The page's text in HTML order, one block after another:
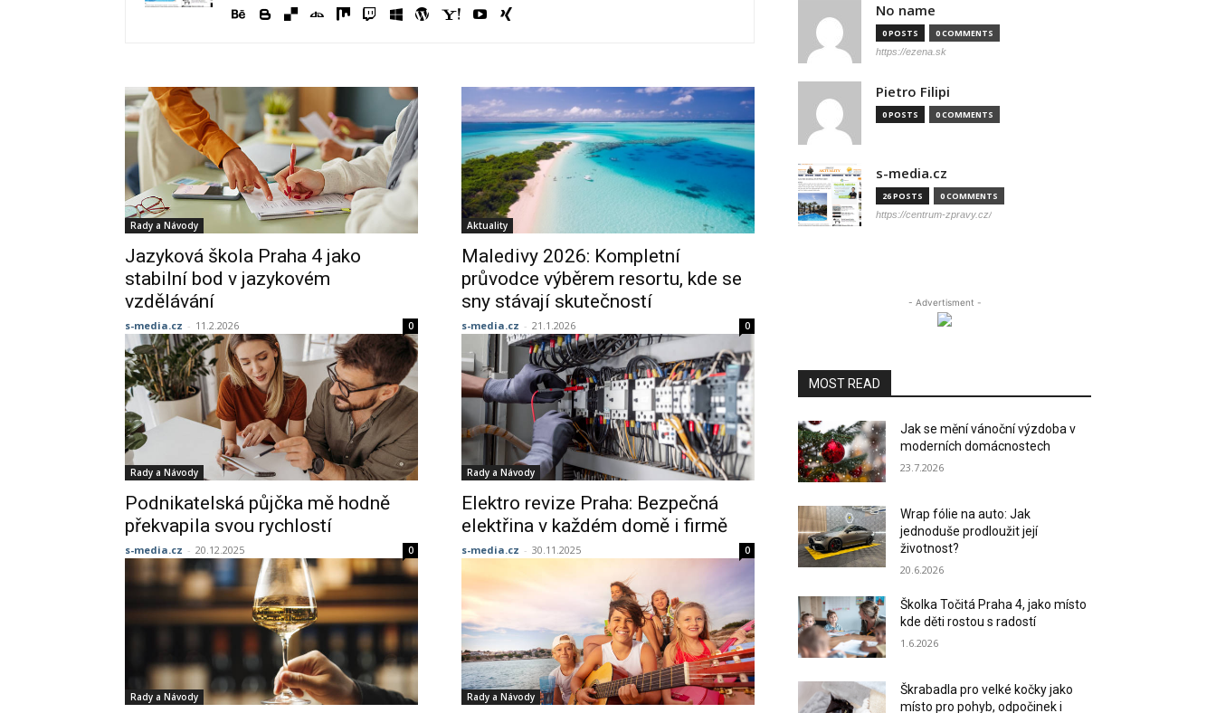
Rady a Návody
Jazyková škola Praha 4 jako
stabilní bod v jazykovém
vzdělávání
s-media.cz - 11.2.2026 0
Aktuality
Maledivy 2026: Kompletní
průvodce výběrem resortu, kde se
sny stávají skutečností
s-media.cz - 21.1.2026 0
Rady a Návody
Podnikatelská půjčka mě hodně
překvapila svou rychlostí
s-media.cz - 20.12.2025 0
Rady a Návody
Elektro revize Praha: Bezpečná
elektřina v každém domě i firmě
s-media.cz - 30.11.2025 0
Rady a Návody Rady a Návody
No name
0 POSTS 0 COMMENTS
https://ezena.sk
Pietro Filipi
0 POSTS 0 COMMENTS
s-media.cz
26 POSTS 0 COMMENTS
https://centrum-zpravy.cz/
- Advertisment -
MOST READ
Jak se mění vánoční výzdoba v
moderních domácnostech
23.7.2026
Wrap fólie na auto: Jak
jednoduše prodloužit její
životnost?
20.6.2026
Školka Točitá Praha 4, jako místo
kde děti rostou s radostí
1.6.2026
Škrabadla pro velké kočky jako
místo pro pohyb, odpočinek i